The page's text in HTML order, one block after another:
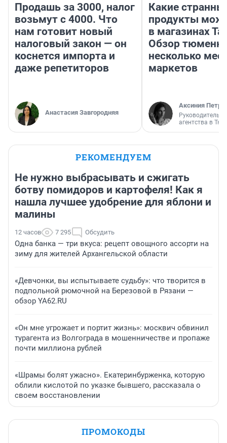
Продашь за 3000, налог
возьмут с 4000. Что
нам готовит новый
налоговый закон — он
коснется импорта и
даже репетиторов
Анастасия Завгородняя
Какие
продукты
в магазинах
Обзор
несколько
маркетов
Аксиния
Руководитель
агентства в
РЕКОМЕНДУЕМ
Не нужно выбрасывать и сжигать
ботву помидоров и картофеля! Как я
нашла лучшее удобрение для яблони и
малины
12 часов 7 295 Обсудить
Одна банка — три вкуса: рецепт овощного ассорти на
зиму для жителей Архангельской области
«Девчонки, вы испытываете судьбу»: что творится в
подпольной рюмочной на Березовой в Рязани —
обзор YA62.RU
«Он мне угрожает и портит жизнь»: москвич обвинил
турагента из Волгограда в мошенничестве и пропаже
почти миллиона рублей
«Шрамы болят ужасно». Екатеринбурженка, которую
облили кислотой по указке бывшего, рассказала о
своем восстановлении
ПРОМОКОДЫ